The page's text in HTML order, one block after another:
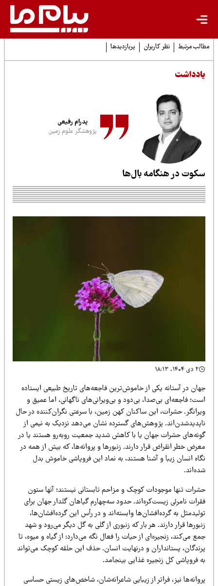
مرتبط نظر کاربران پربازدیدها
پدرام رفیعی
پژوهشگر علوم زمین
در هنگامه بال‌ها
در آستانه یکی از خاموش‌ترین فاجعه‌های تاریخ طبیعی ایستاده
فاجعه‌ای بی‌صدا، بی‌دود و بی‌ویرانی‌های ناگهانی، اما عمیق و
حشرات، این ساکنان کهن زمین، با سرعتی نگران‌کننده در حال
پژوهش‌های گسترده نشان می‌دهد نزدیک به نیمی از
حشرات جهان یا با کاهش شدید جمعیت روبه‌رو هستند یا در
خطر انقراض قرار دارند. زنبورها و پروانه‌ها، که بیش از همه در
انسان زیبا و آشنا هستند، به نماد این فروپاشی خاموش بدل
تنها موجودات کوچک و مزاحم تابستانی نیستند؛ آنها ستون
نامرئی زیست‌کره‌اند. حدود سه‌چهارم گیاهان گلدار جهان برای
به گرده‌افشان‌ها وابسته‌اند و در رأس این گرده‌افشان‌ها،
قرار دارند. هر بار که زنبوری از گلی به گل دیگر می‌رود و شهد
می‌کند، زنجیره‌ای از حیات را فعال نگه می‌دارد: از گیاه و میوه، تا
پستانداران و درنهایت انسان. حذف این حلقه کوچک می‌تواند
فروپاشی کل زنجیره غذایی بینجامد.
نیز، فراتر از زیبایی شاعرانه‌شان، شاخص‌های زیستی حساسی